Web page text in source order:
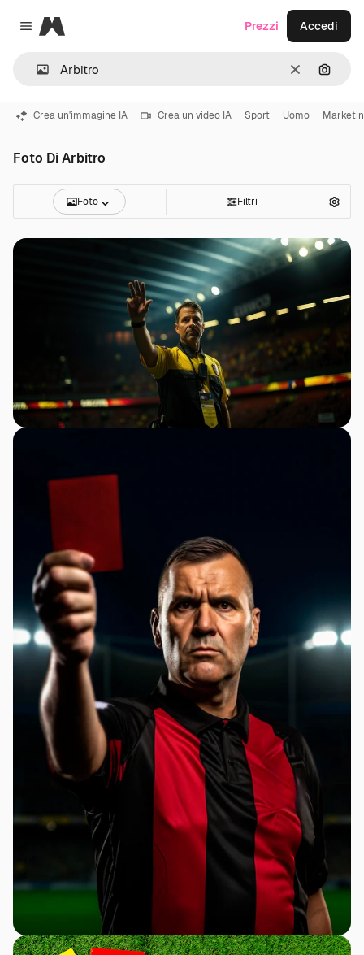
Close menu
Magnific
CancellaCerca
Prezzi Accedi
Crea un'immagine IA Crea un video IA Sport Uomo
Foto Di Arbitro
Foto Filtri